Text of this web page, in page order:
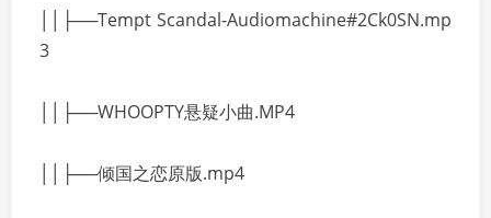
││├──Tempt Scandal-Audiomachine#2Ck0SN.mp
3
││├──WHOOPTY悬疑小曲.MP4
││├──倾国之恋原版.mp4